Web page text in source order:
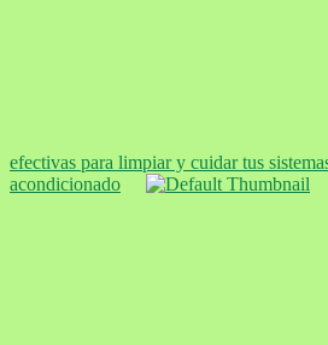
efectivas para limpiar y cuidar tus
acondicionado